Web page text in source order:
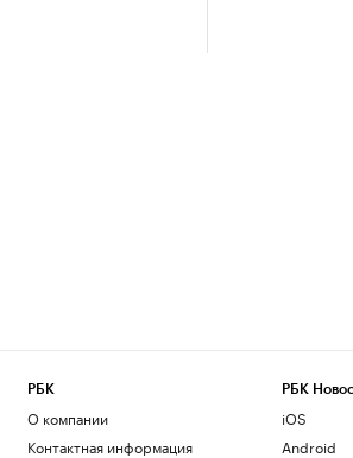
РБК
О компании
Контактная информация
РБК
iOS
Android